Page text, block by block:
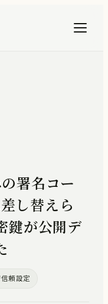
署名コー
し替えら
鍵が公開デ
頼設定